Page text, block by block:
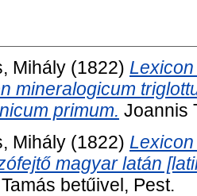
Mihály (1822)
mineralogicum
primum. Joannis
Mihály (1822)
magyar latán
betűivel, Pest.